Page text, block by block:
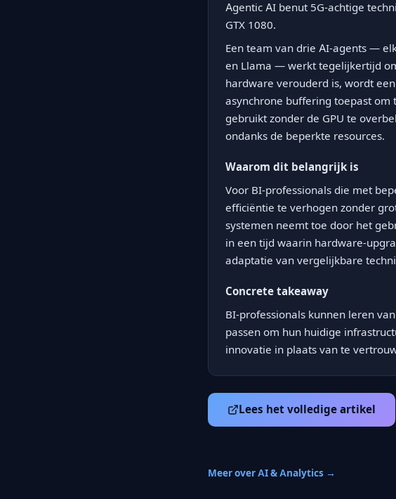
Agentic AI benut 5G-achtige
GTX 1080.
Een team van drie AI-agents —
en Llama — werkt tegelijkertijd
hardware verouderd is, wordt
asynchrone buffering toepast
gebruikt zonder de GPU te
ondanks de beperkte resources.
Waarom dit belangrijk is
Voor BI-professionals die met
efficiëntie te verhogen zonder
systemen neemt toe door het
in een tijd waarin hardware-
adaptatie van vergelijkbare
Concrete takeaway
BI-professionals kunnen leren
passen om hun huidige
innovatie in plaats van te
Lees het volledige artikel
Meer over AI & Analytics →